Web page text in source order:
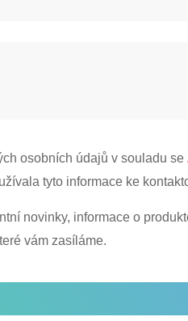
osobních údajů v souladu se
tyto informace ke
novinky, informace o
vám zasíláme.